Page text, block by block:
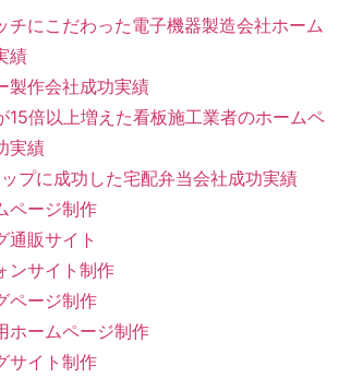
チにこだわった電子機器製造会社ホーム
績
製作会社成功実績
15倍以上増えた看板施工業者のホームペ
実績
プに成功した宅配弁当会社成功実績
ページ制作
通販サイト
ンサイト制作
ページ制作
ホームページ制作
サイト制作